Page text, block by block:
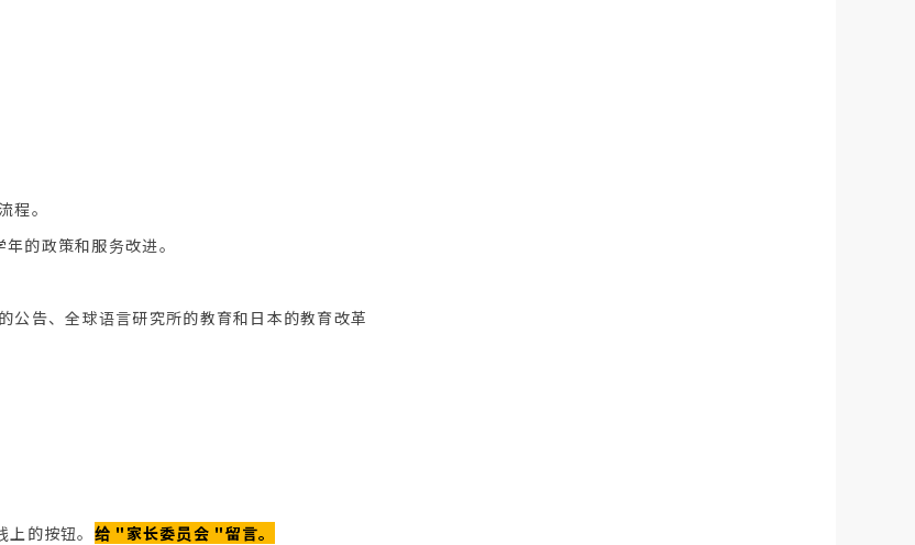
。
的政策和服务改进。
告、全球语言研究所的教育和日本的教育改革
的按钮。 给 "家长委员会 "留言。